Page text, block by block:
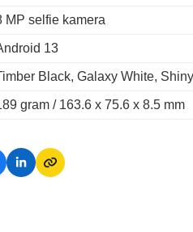
MP selfie kamera
13
Black, Galaxy White,
gram / 163.6 x 75.6 x 8.5 mm